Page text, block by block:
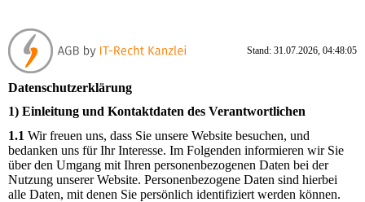
Stand: 31.07.2026, 04:48:05
Datenschutzerklärung
1) Einleitung und Kontaktdaten des Verantwortlichen
1.1 Wir freuen uns, dass Sie unsere Website besuchen, und
bedanken uns für Ihr Interesse. Im Folgenden informieren wir Sie
über den Umgang mit Ihren personenbezogenen Daten bei der
Nutzung unserer Website. Personenbezogene Daten sind hierbei
alle Daten, mit denen Sie persönlich identifiziert werden können.